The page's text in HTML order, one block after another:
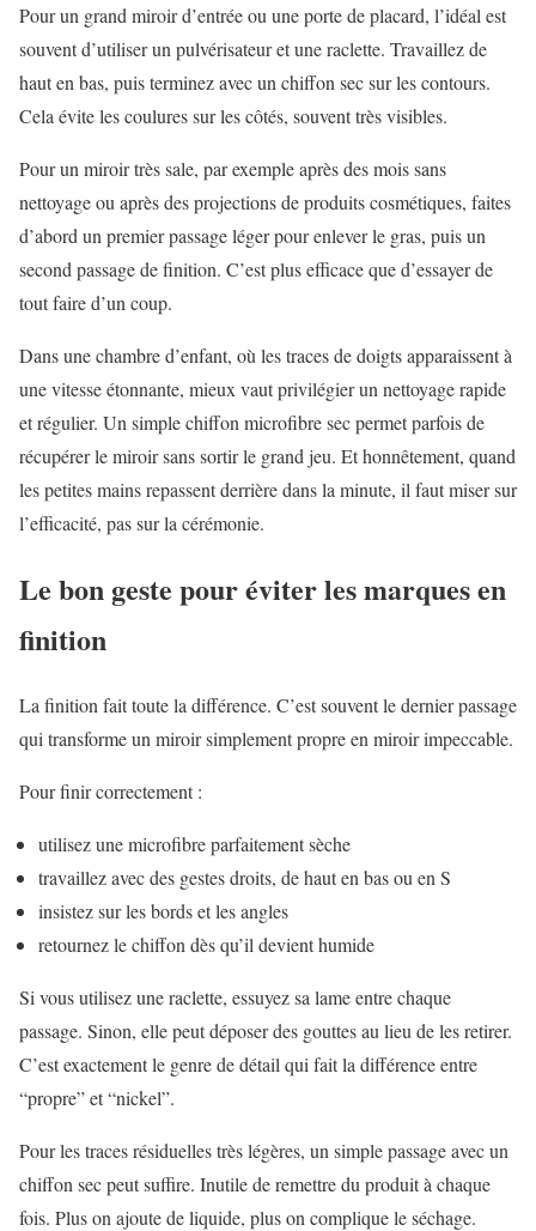
Pour un grand miroir d’entrée ou une porte de placard, l’idéal est
souvent d’utiliser un pulvérisateur et une raclette. Travaillez de
haut en bas, puis terminez avec un chiffon sec sur les contours.
Cela évite les coulures sur les côtés, souvent très visibles.
Pour un miroir très sale, par exemple après des mois sans
nettoyage ou après des projections de produits cosmétiques, faites
d’abord un premier passage léger pour enlever le gras, puis un
second passage de finition. C’est plus efficace que d’essayer de
tout faire d’un coup.
Dans une chambre d’enfant, où les traces de doigts apparaissent à
une vitesse étonnante, mieux vaut privilégier un nettoyage rapide
et régulier. Un simple chiffon microfibre sec permet parfois de
récupérer le miroir sans sortir le grand jeu. Et honnêtement, quand
les petites mains repassent derrière dans la minute, il faut miser sur
l’efficacité, pas sur la cérémonie.
Le bon geste pour éviter les marques en
finition
La finition fait toute la différence. C’est souvent le dernier passage
qui transforme un miroir simplement propre en miroir impeccable.
Pour finir correctement :
utilisez une microfibre parfaitement sèche
travaillez avec des gestes droits, de haut en bas ou en S
insistez sur les bords et les angles
retournez le chiffon dès qu’il devient humide
Si vous utilisez une raclette, essuyez sa lame entre chaque
passage. Sinon, elle peut déposer des gouttes au lieu de les retirer.
C’est exactement le genre de détail qui fait la différence entre
“propre” et “nickel”.
Pour les traces résiduelles très légères, un simple passage avec un
chiffon sec peut suffire. Inutile de remettre du produit à chaque
fois. Plus on ajoute de liquide, plus on complique le séchage.